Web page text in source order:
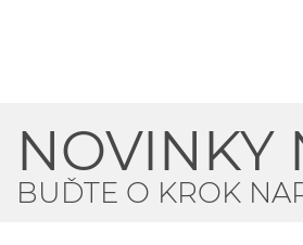
NOVINKY
BUĎTE O KROK